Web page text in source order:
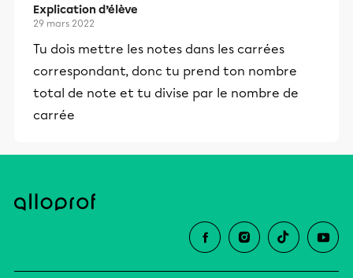
Explication d’élève
29 mars 2022
Tu dois mettre les notes dans les carrées
correspondant, donc tu prend ton nombre
total de note et tu divise par le nombre de
carrée